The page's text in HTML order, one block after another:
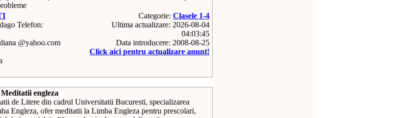
Telefon:
@yahoo.com
Categorie: Clasele 1-4
Ultima actualizare: 2026-08-04
04:03:45
Data introducere: 2008-08-25
Click aici pentru actualizare anunt!
Meditatii engleza
de Litere din cadrul Universitatii Bucuresti, specializarea
Engleza, ofer meditatii la Limba Engleza pentru prescolari,